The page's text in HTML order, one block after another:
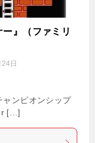
ー』（ファミリ
日
ンピオンシップ
[…]